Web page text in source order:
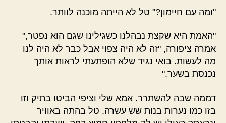
"ומה עם חיימון?" טל לא הייתה מוכנה לוותר.
"האמת היא שקצת נבהלנו כשגילינו שגם הוא נפטר,"
אמרה ציפורה, "זה לא היה צפוי אבל כבר לא היה לנו
מה לעשות. בואי נגיד שלא הופתעתי לראות אותך
נכנסת בשער."
דממה שבה להשתרר. אמא שלי וציפי הביטו בתיק וזו
בזו כמו נערות בנות שש עשרה. טל בהתה באוויר